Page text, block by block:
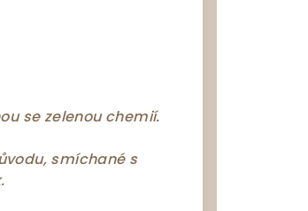
se zelenou chemií.
smíchané s